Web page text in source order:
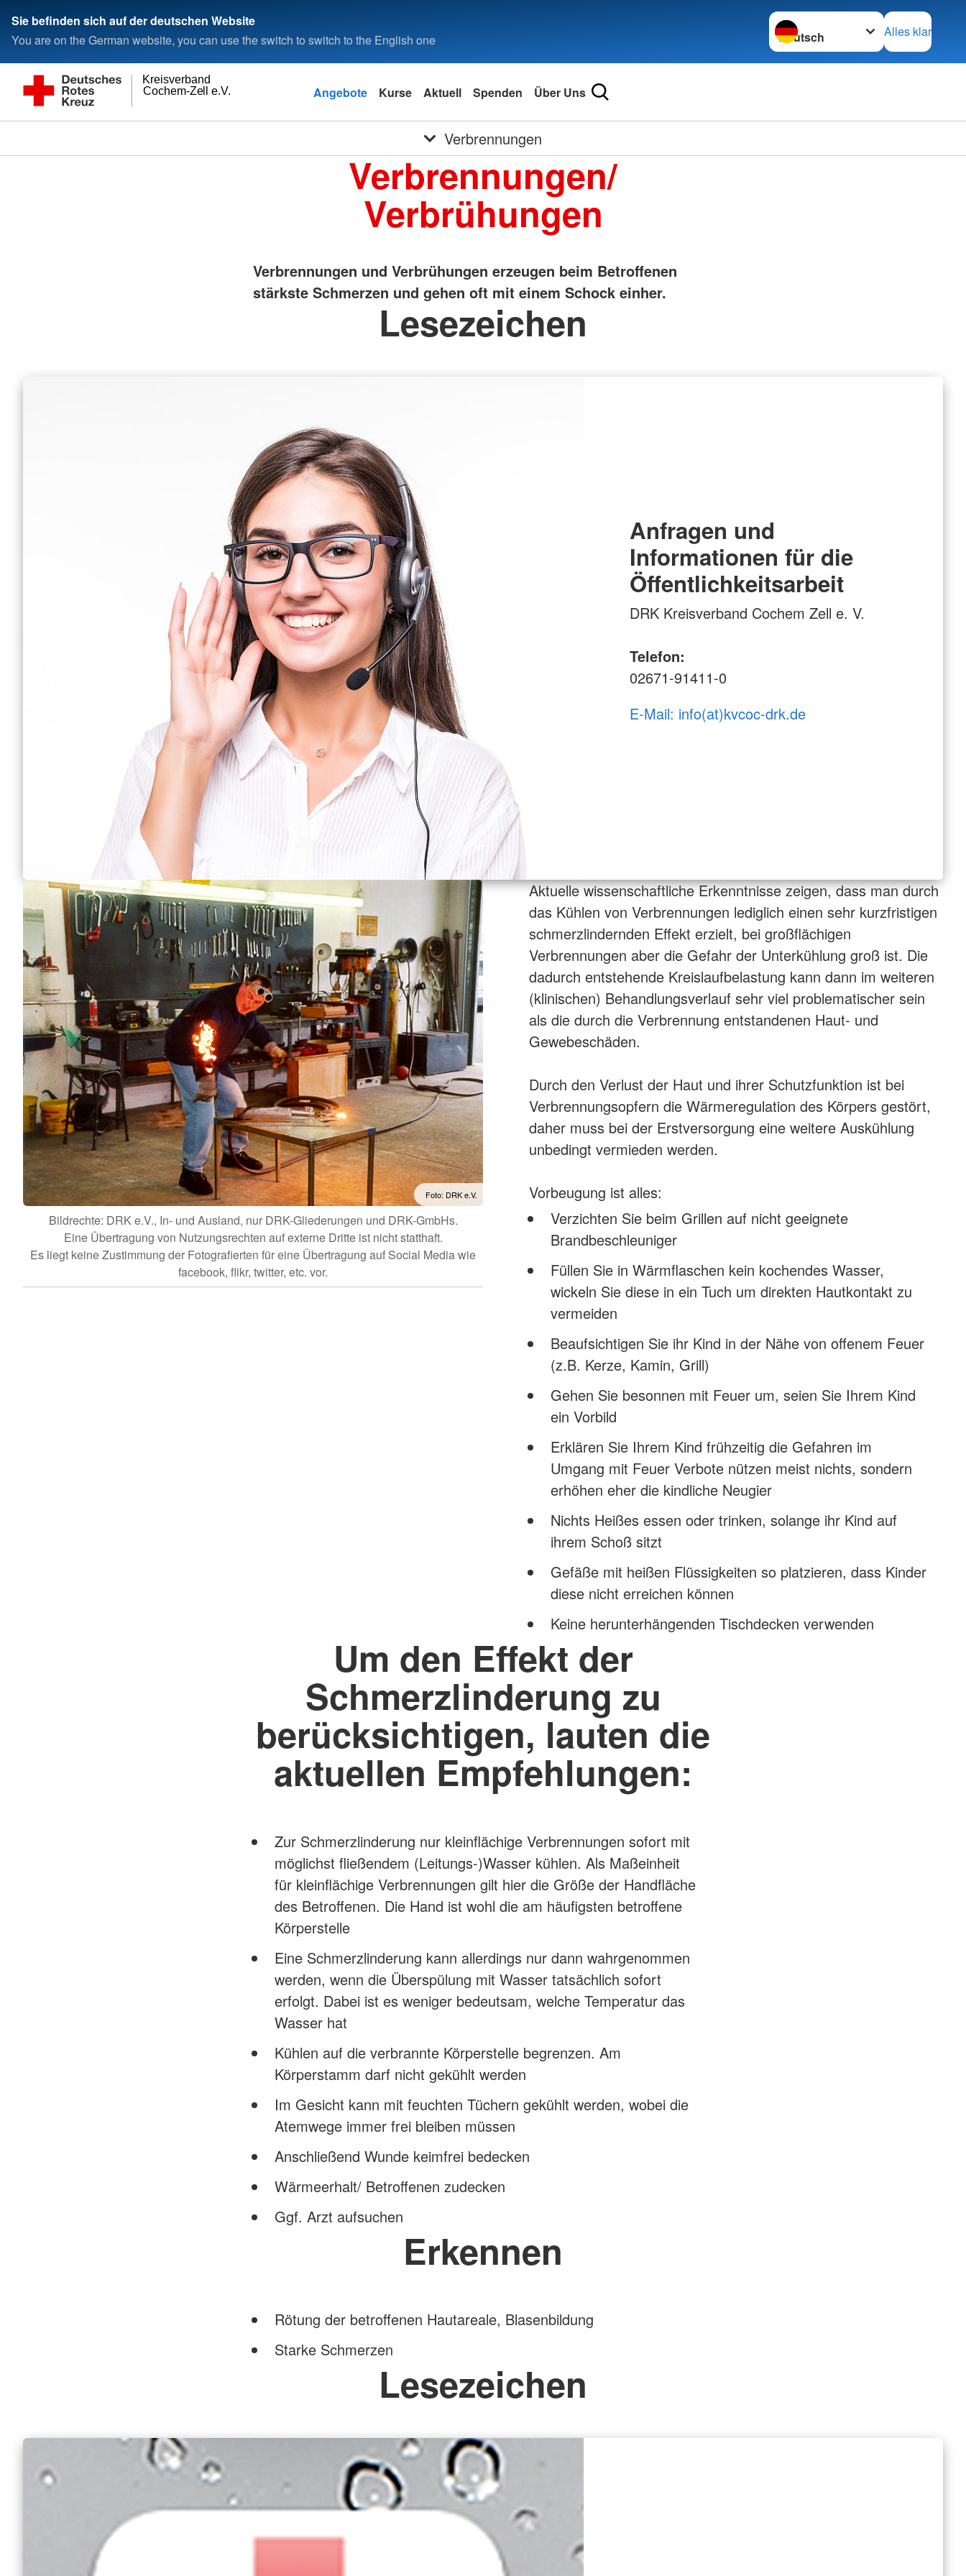
Sie befinden sich auf der deutschen Website
You are on the German website, you can use the switch to switch to the English one
Sprache wechseln zu
Alles klar
Cochem-Zell e.V.
Kreisverband
Angebote Kurse Aktuell Spenden Über Uns
Verbrennungen
Verbrennungen/
Verbrühungen
Verbrennungen und Verbrühungen erzeugen beim Betroffenen
stärkste Schmerzen und gehen oft mit einem Schock einher.
Lesezeichen
Anfragen und
Informationen für die
Öffentlichkeitsarbeit
DRK Kreisverband Cochem Zell e. V.
Telefon:
02671-91411-0
E-Mail: info(at)kvcoc-drk.de
Foto: DRK e.V.
Bildrechte: DRK e.V., In- und Ausland, nur DRK-Gliederungen und DRK-GmbHs.
Eine Übertragung von Nutzungsrechten auf externe Dritte ist nicht statthaft.
Es liegt keine Zustimmung der Fotografierten für eine Übertragung auf Social Media wie
facebook, flikr, twitter, etc. vor.
Aktuelle wissenschaftliche Erkenntnisse zeigen, dass man durch
das Kühlen von Verbrennungen lediglich einen sehr kurzfristigen
schmerzlindernden Effekt erzielt, bei großflächigen
Verbrennungen aber die Gefahr der Unterkühlung groß ist. Die
dadurch entstehende Kreislaufbelastung kann dann im weiteren
(klinischen) Behandlungsverlauf sehr viel problematischer sein
als die durch die Verbrennung entstandenen Haut- und
Gewebeschäden.
Durch den Verlust der Haut und ihrer Schutzfunktion ist bei
Verbrennungsopfern die Wärmeregulation des Körpers gestört,
daher muss bei der Erstversorgung eine weitere Auskühlung
unbedingt vermieden werden.
Vorbeugung ist alles:
Verzichten Sie beim Grillen auf nicht geeignete
Brandbeschleuniger
Füllen Sie in Wärmflaschen kein kochendes Wasser,
wickeln Sie diese in ein Tuch um direkten Hautkontakt zu
vermeiden
Beaufsichtigen Sie ihr Kind in der Nähe von offenem Feuer
(z.B. Kerze, Kamin, Grill)
Gehen Sie besonnen mit Feuer um, seien Sie Ihrem Kind
ein Vorbild
Erklären Sie Ihrem Kind frühzeitig die Gefahren im
Umgang mit Feuer Verbote nützen meist nichts, sondern
erhöhen eher die kindliche Neugier
Nichts Heißes essen oder trinken, solange ihr Kind auf
ihrem Schoß sitzt
Gefäße mit heißen Flüssigkeiten so platzieren, dass Kinder
diese nicht erreichen können
Keine herunterhängenden Tischdecken verwenden
Um den Effekt der
Schmerzlinderung zu
berücksichtigen, lauten die
aktuellen Empfehlungen:
Zur Schmerzlinderung nur kleinflächige Verbrennungen sofort mit
möglichst fließendem (Leitungs-)Wasser kühlen. Als Maßeinheit
für kleinflächige Verbrennungen gilt hier die Größe der Handfläche
des Betroffenen. Die Hand ist wohl die am häufigsten betroffene
Körperstelle
Eine Schmerzlinderung kann allerdings nur dann wahrgenommen
werden, wenn die Überspülung mit Wasser tatsächlich sofort
erfolgt. Dabei ist es weniger bedeutsam, welche Temperatur das
Wasser hat
Kühlen auf die verbrannte Körperstelle begrenzen. Am
Körperstamm darf nicht gekühlt werden
Im Gesicht kann mit feuchten Tüchern gekühlt werden, wobei die
Atemwege immer frei bleiben müssen
Anschließend Wunde keimfrei bedecken
Wärmeerhalt/ Betroffenen zudecken
Ggf. Arzt aufsuchen
Erkennen
Rötung der betroffenen Hautareale, Blasenbildung
Starke Schmerzen
Lesezeichen